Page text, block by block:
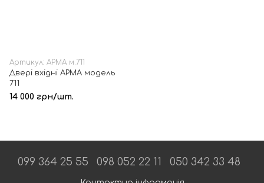
Артикул: АРМА м.711
Двері вхідні АРМА модель
711
14 000 грн/шт.
099 364 25 55 098 052 22 11 050 342 33 48